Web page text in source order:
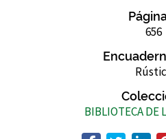
656
BIBLIOTECA DE